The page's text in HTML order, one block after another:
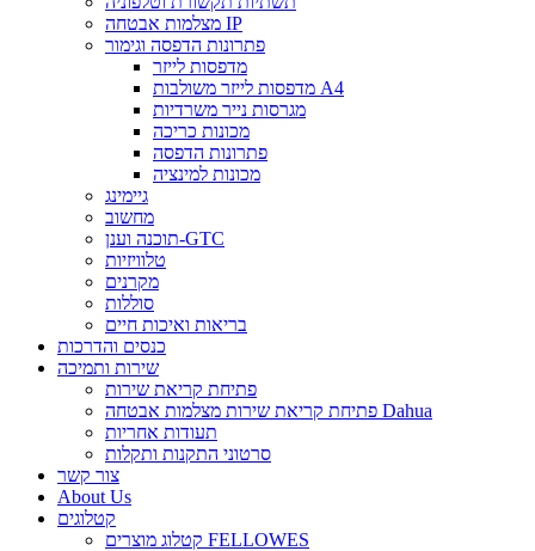
מצלמות אבטחה IP
פתרונות הדפסה וגימור
מדפסות לייזר
מדפסות לייזר משולבות A4
מגרסות נייר משרדיות
מכונות כריכה
פתרונות הדפסה
מכונות למינציה
גיימינג
מחשוב
תוכנה וענן-GTC
טלוויזיות
מקרנים
סוללות
בריאות ואיכות חיים
כנסים והדרכות
שירות ותמיכה
פתיחת קריאת שירות
פתיחת קריאת שירות מצלמות אבטחה Dahua
תעודות אחריות
סרטוני התקנות ותקלות
צור קשר
About Us
קטלוגים
קטלוג מוצרים FELLOWES